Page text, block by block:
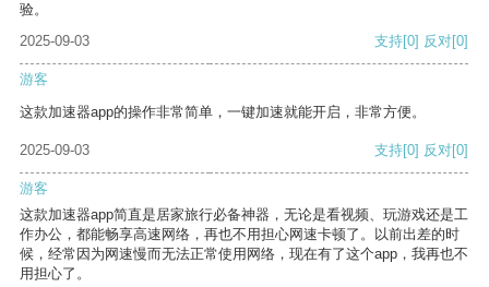
验。
2025-09-03
支持[0] 反对[0]
游客
这款加速器app的操作非常简单，一键加速就能开启，非常方便。
2025-09-03 支持[0] 反对[0]
游客
这款加速器app简直是居家旅行必备神器，无论是看视频、玩游戏还是工
作办公，都能畅享高速网络，再也不用担心网速卡顿了。以前出差的时
候，经常因为网速慢而无法正常使用网络，现在有了这个app，我再也不
用担心了。